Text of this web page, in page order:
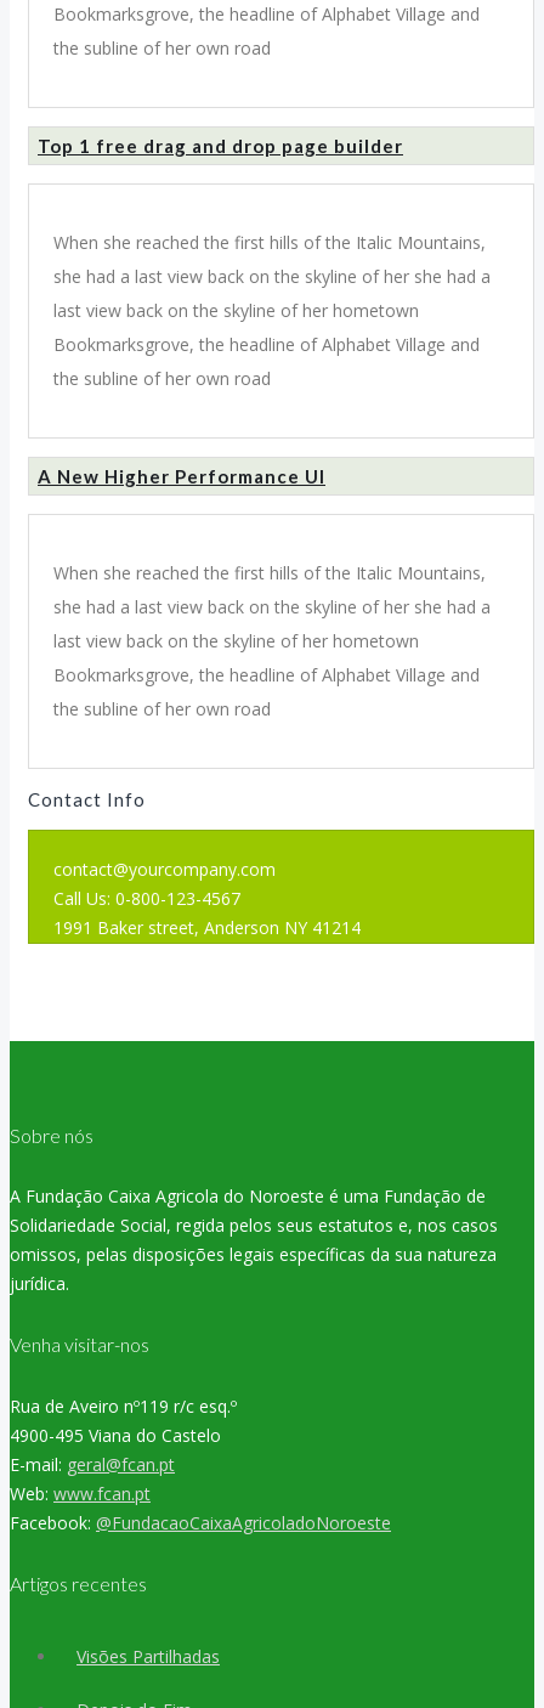
Bookmarksgrove, the headline of Alphabet Village and
the subline of her own road
Top 1 free drag and drop page builder
When she reached the first hills of the Italic Mountains,
she had a last view back on the skyline of her she had a
last view back on the skyline of her hometown
Bookmarksgrove, the headline of Alphabet Village and
the subline of her own road
A New Higher Performance UI
When she reached the first hills of the Italic Mountains,
she had a last view back on the skyline of her she had a
last view back on the skyline of her hometown
Bookmarksgrove, the headline of Alphabet Village and
the subline of her own road
Contact Info
contact@yourcompany.com
Call Us: 0-800-123-4567
1991 Baker street, Anderson NY 41214
Sobre nós
A Fundação Caixa Agricola do Noroeste é uma Fundação de
Solidariedade Social, regida pelos seus estatutos e, nos casos
omissos, pelas disposições legais específicas da sua natureza
jurídica.
Venha visitar-nos
Rua de Aveiro nº119 r/c esq.º
4900-495 Viana do Castelo
E-mail: geral@fcan.pt
Web: www.fcan.pt
Facebook: @FundacaoCaixaAgricoladoNoroeste
Artigos recentes
Visões Partilhadas